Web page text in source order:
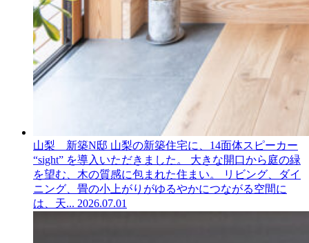
山梨 新築N邸 山梨の新築住宅に、14面体スピーカー
“sight” を導入いただきました。 大きな開口から庭の緑
を望む、木の質感に包まれた住まい。 リビング、ダイ
ニング、畳の小上がりがゆるやかにつながる空間に
は、天... 2026.07.01